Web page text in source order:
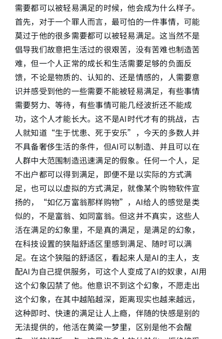
需要都可以被轻易满足的时候，他会成为什么样子。
首先，对于一个罪人而言，最可怕的一件事情，可能
莫过于他的很多需要都可以被轻易满足。这当然不是
倡导我们故意把生活过的很艰苦，没有苦难也制造苦
难，但一个人正常的成长和生活需要足够的负面反
馈，不论是物质的、认知的、还是情感的，人需要意
识并感受到他的一些需要不能被轻易满足，有些事情
需要努力、等待，有些事情可能几经波折还不能成
功，这个人才能长大。这不是AI时代才有的挑战，古
人就知道“生于忧患、死于安乐”，今天的多数人并
不具备奢侈生活的条件，但AI可以制造、并且可以在
人群中大范围制造迅速满足的假象。任何一个人，足
不出户都可以得到满足，即便不是以实际的方式满
足，也可以以虚拟的方式满足，就像某个购物软件宣
扬的，“如亿万富翁那样购物”，AI给人的感觉是类
似的，不是富翁、如同富翁。但这并不真实，这些人
活在满足的幻象里，不是真的满足，是满足的幻象，
在科技设置的狭隘舒适区里感到满足、随时可以满
足。在这个狭隘的舒适区，看起来人是AI的主人，支
配AI为自己提供服务，可这个人变成了AI的奴隶，AI用
这个幻象囚禁了他。他意识不到这个幻象，不愿走出
这个幻象，在其中越陷越深，距离现实也越来越远，
这种即时、快速的满足让人上瘾，伴随的快感是别的
无法提供的，他活在黄粱一梦里，区别是他不会醒